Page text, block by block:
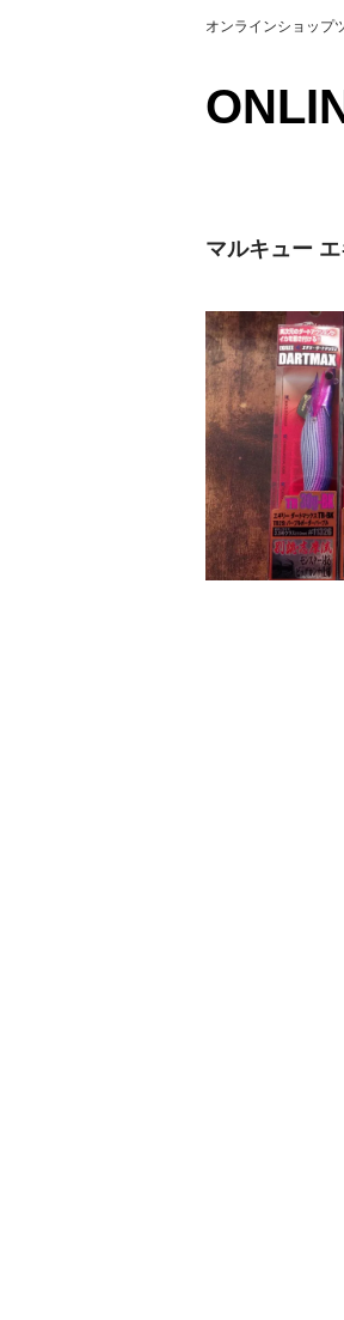
オンラインショッ
マルキュー